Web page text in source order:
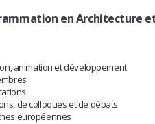
en Architecture
animation et développement
de colloques et de débats
européennes